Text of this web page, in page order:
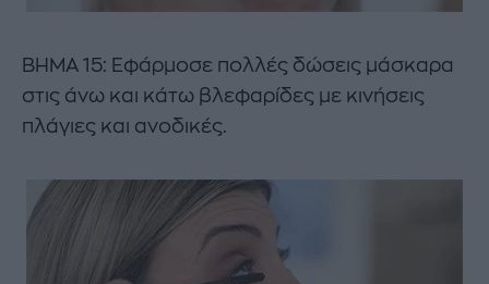
ΒΗΜΑ 15: Εφάρμοσε πολλές δώσεις μάσκαρα
στις άνω και κάτω βλεφαρίδες με κινήσεις
πλάγιες και ανοδικές.